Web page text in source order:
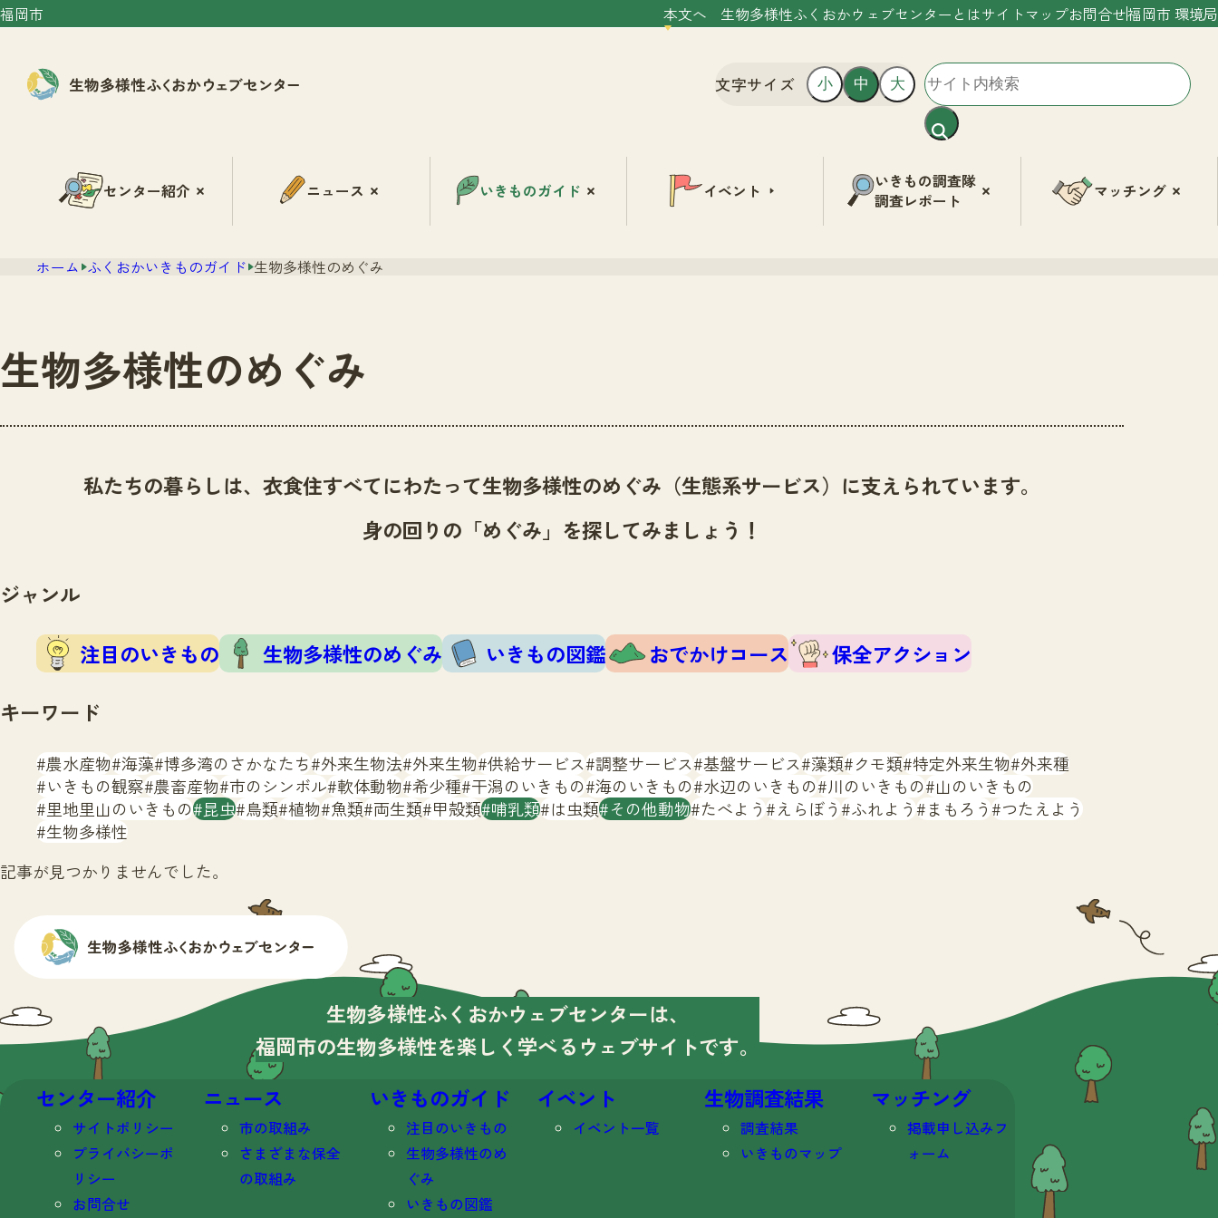
福岡市 本文へ 生物多様性ふくおかウェブセンターとはサイトマップお問合せ福岡市 環境局
文字サイズ 小 中 大
センター紹介 ニュース いきものガイド イベント
いきもの調査隊
調査レポート
マッチング
ホーム ふくおかいきものガイド 生物多様性のめぐみ
生物多様性のめぐみ
私たちの暮らしは、衣食住すべてにわたって生物多様性のめぐみ（生態系サービス）に支えられています。
身の回りの「めぐみ」を探してみましょう！
ジャンル
注目のいきもの 生物多様性のめぐみ いきもの図鑑 おでかけコース
保全アクション
キーワード
農水産物 海藻 博多湾のさかなたち 外来生物法 外来生物 供給サービス 調整サービス 基盤サービス 藻類 クモ類 特定外来生物 外来種
いきもの観察 農畜産物 市のシンボル 軟体動物 希少種 干潟のいきもの 海のいきもの 水辺のいきもの 川のいきもの 山のいきもの
里地里山のいきもの 昆虫 鳥類 植物 魚類 両生類 甲殻類 哺乳類 は虫類 その他動物 たべよう えらぼう ふれよう まもろう つたえよう
生物多様性
記事が見つかりませんでした。
生物多様性ふくおかウェブセンターは、
福岡市の生物多様性を楽しく学べる ウェブサイトです。
センター紹介
サイトポリシー
プライバシーポ
リシー
お問合せ
ニュース
市の取組み
さまざまな保全
の取組み
いきものガイド
注目のいきもの
生物多様性のめ
ぐみ
いきもの図鑑
イベント
イベント一覧
生物調査結果
調査結果
いきものマップ
マッチング
掲載申し込みフ
ォーム